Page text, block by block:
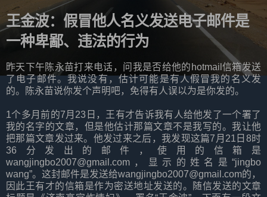
王金波：假冒他人名义发送电子邮件是
一种卑鄙、违法的行为
昨天下午陈永苗打来电话，问我是否给他的hotmail信箱发送
了电子邮件。我说没有，估计可能是有人假冒我的名义发
的。陈永苗说你发个声明吧，免得有人误以为是你发的。
1个多月前的7月23日，王有才告诉我有人给他发了一个署了
我的名字的文章，但是他估计那篇文章不是我写的。我让他
把那篇文章发过来。他发过来之后，我发现这篇7月21日8时
36分发出的邮件，使用的信箱是
wangjingbo2007@gmail.com，显示的姓名是“jingbo
wang”。这封邮件是发送给wangjingbo2007@gmail.com的，
因此王有才的信箱是作为密送地址发送的。随信发送的文章